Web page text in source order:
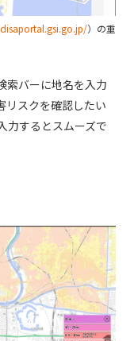
）の重
索バーに地名を入力
リスクを確認したい
力するとスムーズで